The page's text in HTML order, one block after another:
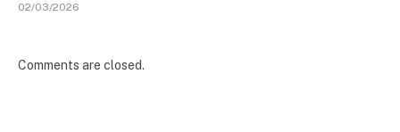
02/03/2026
Comments are closed.